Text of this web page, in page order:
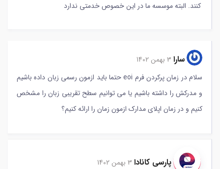
کنند. البته موسسه ما در این خصوص خدمتی ندارد
سارا 3 بهمن 1402
سلام در زمان پرکردن فرم eoi حتما باید ازمون رسمی زبان داده باشیم
و مدرکش را داشته باشیم یا می توانیم سطح تقریبی زبان را مشخص
کنیم و در زمان اپلای مدارک ازمون زمان را ارائه کنیم؟
پارسی کانادا 3 بهمن 1402